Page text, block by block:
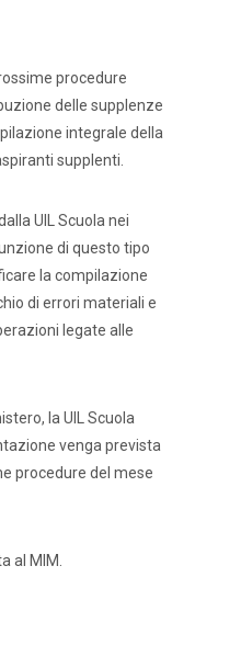
procedure
delle supplenze
integrale della
supplenti.
UIL Scuola nei
di questo tipo
la compilazione
di errori materiali e
legate alle
la UIL Scuola
venga prevista
procedure del mese
al MIM.